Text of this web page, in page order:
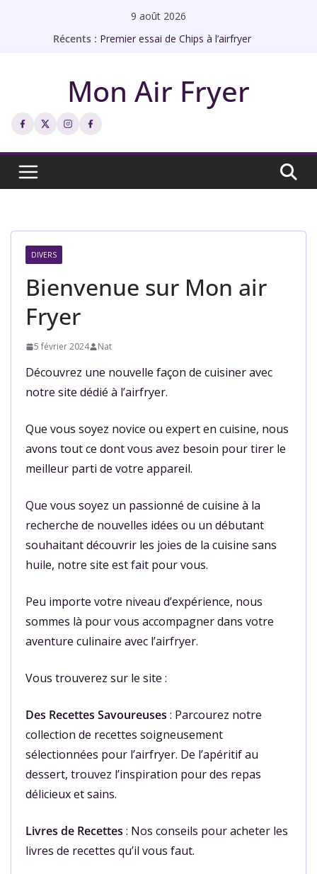
9 août 2026
Récents : Premier essai de Chips à l’airfryer
Abricots rôtis à l’airfryer
Chips de galettes à l’airfryer
Mon Air Fryer
DIVERS
Bienvenue sur Mon air
Fryer
5 février 2024 Nat
Découvrez une nouvelle façon de cuisiner avec
notre site dédié à l’airfryer.
Que vous soyez novice ou expert en cuisine, nous
avons tout ce dont vous avez besoin pour tirer le
meilleur parti de votre appareil.
Que vous soyez un passionné de cuisine à la
recherche de nouvelles idées ou un débutant
souhaitant découvrir les joies de la cuisine sans
huile, notre site est fait pour vous.
Peu importe votre niveau d’expérience, nous
sommes là pour vous accompagner dans votre
aventure culinaire avec l’airfryer.
Vous trouverez sur le site :
Des Recettes Savoureuses : Parcourez notre
collection de recettes soigneusement
sélectionnées pour l’airfryer. De l’apéritif au
dessert, trouvez l’inspiration pour des repas
délicieux et sains.
Livres de Recettes : Nos conseils pour acheter les
livres de recettes qu’il vous faut.